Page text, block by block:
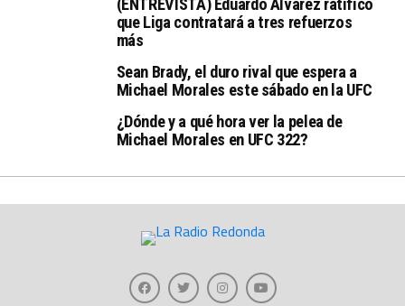
(ENTREVISTA) Eduardo Álvarez ratificó
que Liga contratará a tres refuerzos
más
Sean Brady, el duro rival que espera a
Michael Morales este sábado en la UFC
¿Dónde y a qué hora ver la pelea de
Michael Morales en UFC 322?